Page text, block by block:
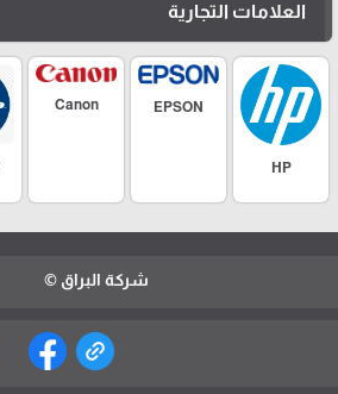
العلامات التجارية
HP
EPSON
Canon
شركة البراق ©